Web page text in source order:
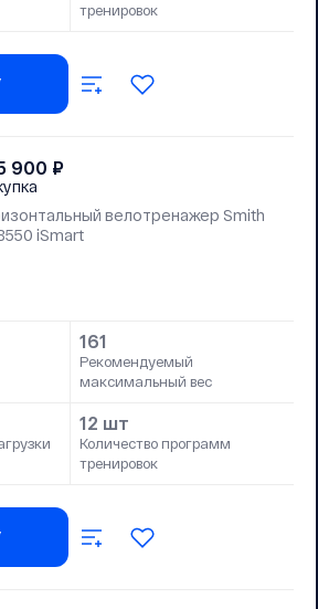
тренировок
900 ₽
велотренажер Smith
iSmart
161
Рекомендуемый
максимальный вес
12 шт
Количество программ
тренировок